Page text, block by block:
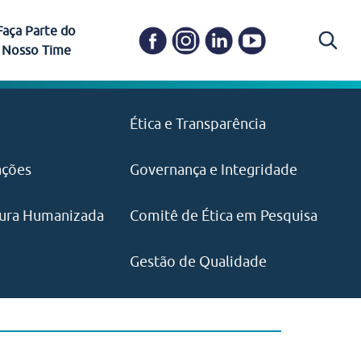
Ética e Transparência
Governança e Integridade
Humanizada Comitê de Ética em Pesquisa
Gestão de Qualidade
Carapicuíba
pelo CEJAM e(11) 97646‑2537
Parte do
Nosso Time
visão e valores?